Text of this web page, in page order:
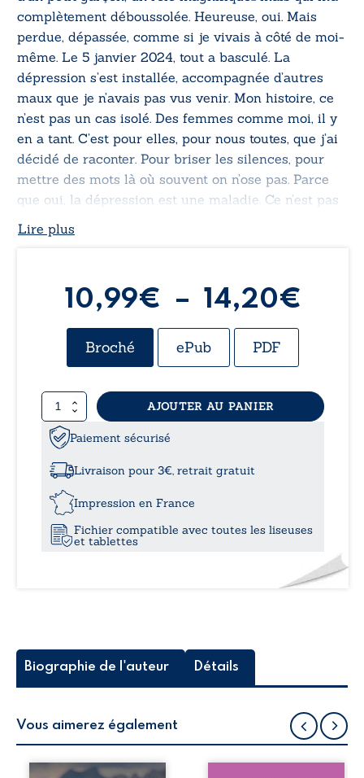
complètement déboussolée. Heureuse, oui. Mais
perdue, dépassée, comme si je vivais à côté de moi-
même. Le 5 janvier 2024, tout a basculé. La
dépression s’est installée, accompagnée d’autres
maux que je n’avais pas vus venir. Mon histoire, ce
n’est pas un cas isolé. Des femmes comme moi, il y
en a tant. C’est pour elles, pour nous toutes, que j’ai
décidé de raconter. Pour briser les silences, pour
mettre des mots là où souvent on n’ose pas. Parce
que oui, la dépression est une maladie. Ce n’est pas
C’est violent, c’est sournois, ça ronge tout. Je vous
joyeuse, drôle, pleine de vie… et qui me suis
prête à tout pour m’en sortir. Guérir prend du temps.
Mais le temps, combiné à la volonté, peut tout
possible. Alors, n’oubliez jamais : croyez en vous.
Toujours. »
Lire plus
10,99€ – 14,20€
Broché ePub PDF
quantité
de
Impossible,
incapable,
mais
surtout
insurmontable
AJOUTER AU PANIER
Paiement sécurisé
Livraison pour 3€, retrait gratuit
Impression en France
Fichier compatible avec toutes les liseuses
et tablettes
Biographie de l'auteur Détails
Vous aimerez également